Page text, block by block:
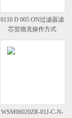
0110 D 005 ON过滤器滤
芯贺德克操作方式
WSM06020ZR-01J-C-N-